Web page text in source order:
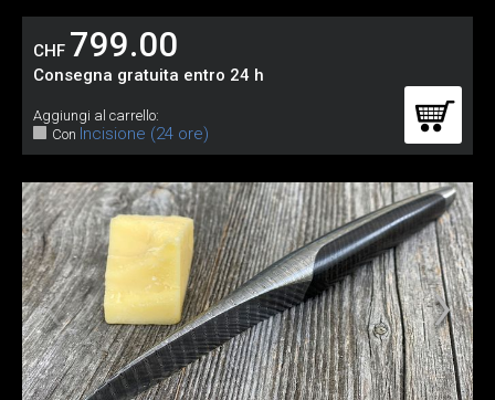
CHF 799.00
Consegna gratuita entro 24 h
Aggiungi al carrello:
Con Incisione (24 ore)